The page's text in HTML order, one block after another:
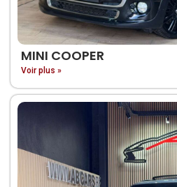
MINI COOPER
Voir plus »